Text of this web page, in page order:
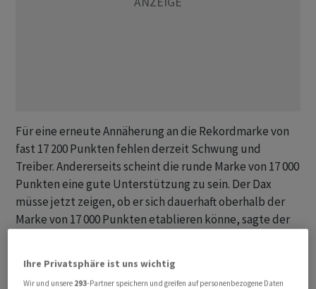
Für eine erneute Annäherung an die Rekordmarke von
fast 17 200 Punkten fehlen derzeit Schwung und
Treiber. Andererseits scheint die runde Marke von 17 000
Punkten eine gute Unterstützung zu sein. Der Dax
müsse jetzt zeigen, ob er sich dauerhaft oberhalb der
Marke von 17 000 Punkten etablieren könne, sagte der
Gewinnmitnahmen im grossen Stil einsetzten.
Ihre Privatsphäre ist uns wichtig
Wir und unsere 293-Partner speichern und greifen auf personenbezogene Daten